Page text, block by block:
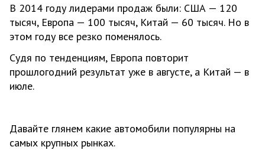
В 2014 году лидерами продаж были: США — 120
тысяч, Европа — 100 тысяч, Китай — 60 тысяч. Но в
этом году все резко поменялось.
Судя по тенденциям, Европа повторит
прошлогодний результат уже в августе, а Китай — в
июле.
Давайте глянем какие автомобили популярны на
самых крупных рынках.